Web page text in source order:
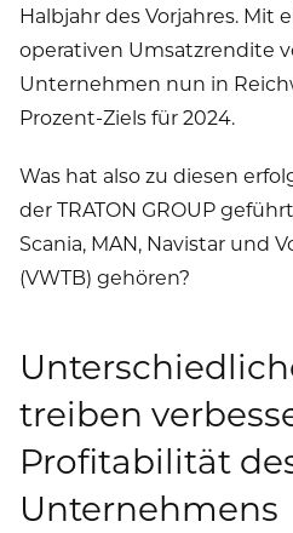
Halbjahr des Vorjahres. Mit
operativen Umsatzrendite
Unternehmen nun in
Prozent-Ziels für 2024.
Was hat also zu diesen
der TRATON GROUP
Scania, MAN, Navistar und
(VWTB) gehören?
treiben
Profitabilität
Unternehmens